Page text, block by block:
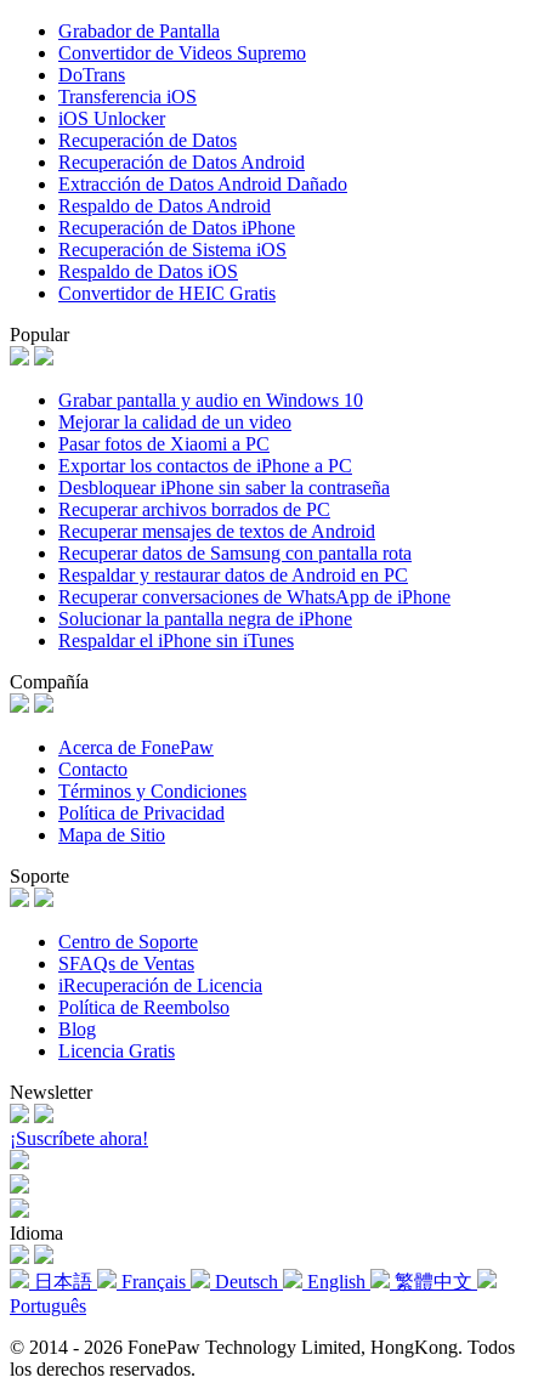
Grabador de Pantalla
Convertidor de Videos Supremo
DoTrans
Transferencia iOS
iOS Unlocker
Recuperación de Datos
Recuperación de Datos Android
Extracción de Datos Android Dañado
Respaldo de Datos Android
Recuperación de Datos iPhone
Recuperación de Sistema iOS
Respaldo de Datos iOS
Convertidor de HEIC Gratis
Popular
Grabar pantalla y audio en Windows 10
Mejorar la calidad de un video
Pasar fotos de Xiaomi a PC
Exportar los contactos de iPhone a PC
Desbloquear iPhone sin saber la contraseña
Recuperar archivos borrados de PC
Recuperar mensajes de textos de Android
Recuperar datos de Samsung con pantalla rota
Respaldar y restaurar datos de Android en PC
Recuperar conversaciones de WhatsApp de iPhone
Solucionar la pantalla negra de iPhone
Respaldar el iPhone sin iTunes
Compañía
Acerca de FonePaw
Contacto
Términos y Condiciones
Política de Privacidad
Mapa de Sitio
Soporte
Centro de Soporte
SFAQs de Ventas
iRecuperación de Licencia
Política de Reembolso
Blog
Licencia Gratis
Newsletter
¡Suscríbete ahora!
Idioma
日本語 Français Deutsch English
繁體中文
Português
© 2014 - 2026 FonePaw Technology Limited, HongKong. Todos
los derechos reservados.